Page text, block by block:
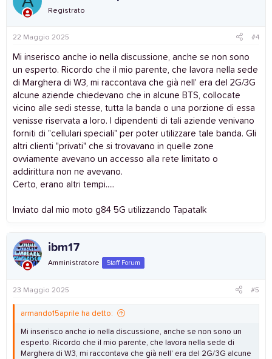
Registrato
22 Maggio 2025 #4
Mi inserisco anche io nella discussione, anche se non sono
un esperto. Ricordo che il mio parente, che lavora nella sede
di Marghera di W3, mi raccontava che già nell' era del 2G/3G
alcune aziende chiedevano che in alcune BTS, collocate
vicino alle sedi stesse, tutta la banda o una porzione di essa
venisse riservata a loro. I dipendenti di tali aziende venivano
forniti di "cellulari speciali" per poter utilizzare tale banda. Gli
altri clienti "privati" che si trovavano in quelle zone
ovviamente avevano un accesso alla rete limitato o
addirittura non ne avevano.
Certo, erano altri tempi.....
Inviato dal mio moto g84 5G utilizzando Tapatalk
ibm17
Amministratore Staff Forum
23 Maggio 2025 #5
armando15aprile ha detto:
Mi inserisco anche io nella discussione, anche se non sono un
esperto. Ricordo che il mio parente, che lavora nella sede di
Marghera di W3, mi raccontava che già nell' era del 2G/3G alcune